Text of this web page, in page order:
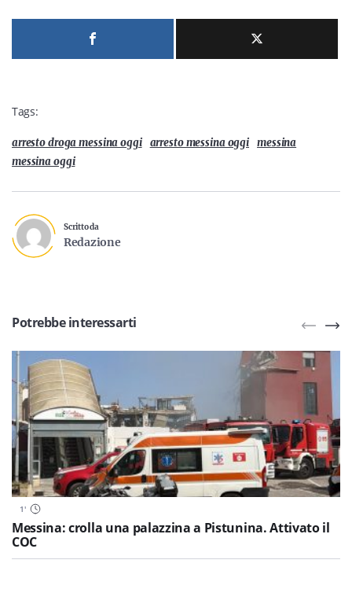
Tags:
arresto droga messina oggi arresto messina oggi messina
messina oggi
Scritto da
Redazione
Potrebbe interessarti
1'
Messina: crolla una palazzina a Pistunina. Attivato il
COC